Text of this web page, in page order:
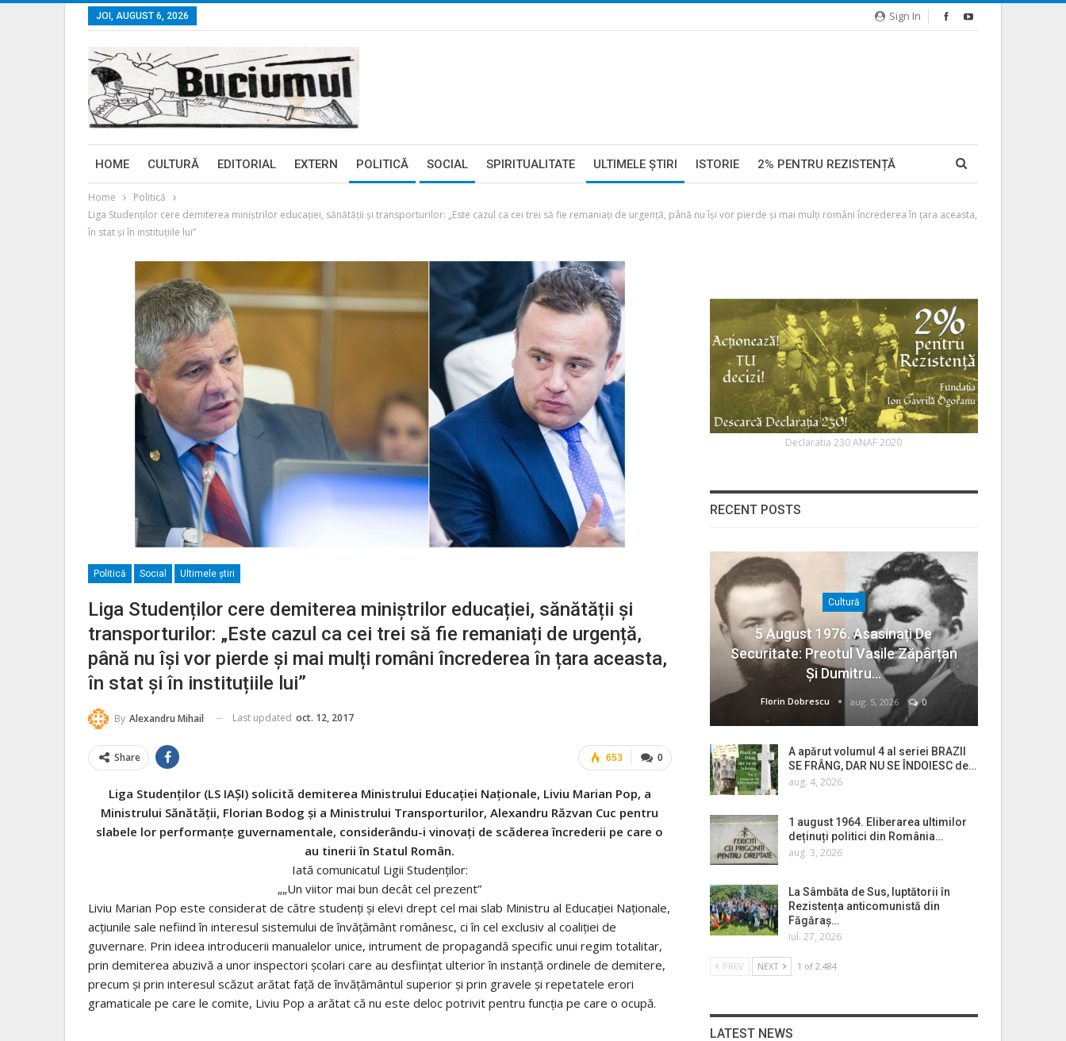
Sign In
JOI, AUGUST 6, 2026
HOME CULTURĂ EDITORIAL EXTERN POLITICĂ SOCIAL SPIRITUALITATE ULTIMELE ŞTIRI ISTORIE 2% PENTRU REZISTENȚĂ
Home
Politică
Liga Studenților cere demiterea miniștrilor educației, sănătății și transporturilor: „Este cazul ca cei trei să fie remaniați de urgență, până nu își vor pierde și mai mulți români încrederea în țara aceasta,
în stat și în instituțiile lui”
Politică Social Ultimele ştiri
Liga Studenților cere demiterea miniștrilor educației, sănătății și
transporturilor: „Este cazul ca cei trei să fie remaniați de urgență,
până nu își vor pierde și mai mulți români încrederea în țara aceasta,
în stat și în instituțiile lui”
By Alexandru Mihail Last updated oct. 12, 2017
0
653
Share
Liga Studenților (LS IAȘI) solicită demiterea Ministrului Educației Naționale, Liviu Marian Pop, a
Ministrului Sănătății, Florian Bodog și a Ministrului Transporturilor, Alexandru Răzvan Cuc pentru
slabele lor performanțe guvernamentale, considerându-i vinovați de scăderea încrederii pe care o
au tinerii în Statul Român.
Iată comunicatul Ligii Studenților:
„„Un viitor mai bun decât cel prezent”
Liviu Marian Pop este considerat de către studenți și elevi drept cel mai slab Ministru al Educației Naționale,
acțiunile sale nefiind în interesul sistemului de învățământ românesc, ci în cel exclusiv al coaliției de
guvernare. Prin ideea introducerii manualelor unice, intrument de propagandă specific unui regim totalitar,
prin demiterea abuzivă a unor inspectori școlari care au desființat ulterior în instanță ordinele de demitere,
precum și prin interesul scăzut arătat față de învățământul superior și prin gravele și repetatele erori
gramaticale pe care le comite, Liviu Pop a arătat că nu este deloc potrivit pentru funcția pe care o ocupă.
Declaratia 230 ANAF 2020
RECENT POSTS
Cultură
5 August 1976. Asasinați De
Securitate: Preotul Vasile Zăpârțan
Și Dumitru…
Florin Dobrescu aug. 5, 2026 0
A apărut volumul 4 al seriei BRAZII
SE FRÂNG, DAR NU SE ÎNDOIESC de…
aug. 4, 2026
1 august 1964. Eliberarea ultimilor
deținuți politici din România…
aug. 3, 2026
La Sâmbăta de Sus, luptătorii în
Rezistența anticomunistă din
Făgăraș…
iul. 27, 2026
PREV NEXT 1 of 2.484
LATEST NEWS